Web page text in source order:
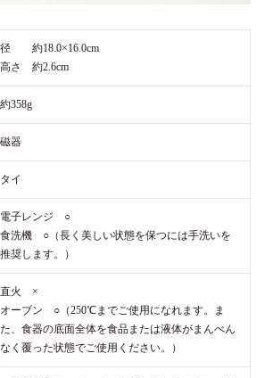
径 約18.0×16.0cm
高さ 約2.6cm
約358g
磁器
タイ
電子レンジ ○
食洗機 ○（長く美しい状態を保つには手洗いを
推奨します。）
直火 ×
オーブン ○（250℃までご使用になれます。ま
た、食器の底面全体を食品または液体がまんべん
なく覆った状態でご使用ください。）